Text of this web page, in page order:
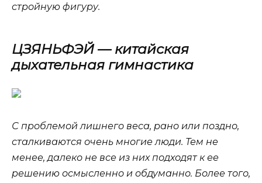
стройную фигуру.
ЦЗЯНЬФЭЙ — китайская
дыхательная гимнастика
С проблемой лишнего веса, рано или поздно,
сталкиваются очень многие люди. Тем не
менее, далеко не все из них подходят к ее
решению осмысленно и обдуманно. Более того,